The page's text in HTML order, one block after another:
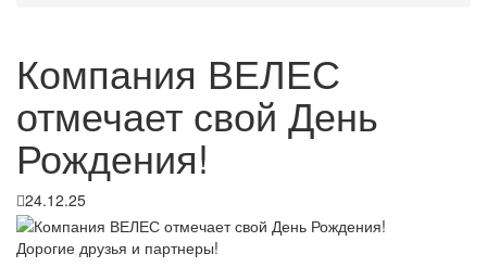
Компания ВЕЛЕС
отмечает свой День
Рождения!
24.12.25
Дорогие друзья и партнеры!